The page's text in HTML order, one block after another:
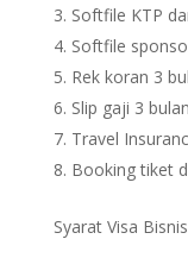
Softfile KTP
Softfile
Rek koran 3
Slip gaji 3
Travel
Booking tiket
Syarat Visa